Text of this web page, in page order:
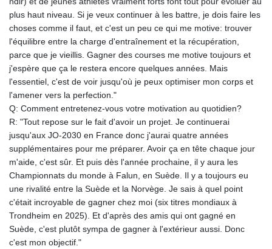
plus haut niveau. Si je veux continuer à les battre, je dois faire les
choses comme il faut, et c'est un peu ce qui me motive: trouver
l'équilibre entre la charge d'entraînement et la récupération,
parce que je vieillis. Gagner des courses me motive toujours et
j'espère que ça le restera encore quelques années. Mais
l'essentiel, c'est de voir jusqu'où je peux optimiser mon corps et
l'amener vers la perfection."
Q: Comment entretenez-vous votre motivation au quotidien?
R: "Tout repose sur le fait d'avoir un projet. Je continuerai
jusqu'aux JO-2030 en France donc j'aurai quatre années
supplémentaires pour me préparer. Avoir ça en tête chaque jour
m'aide, c'est sûr. Et puis dès l'année prochaine, il y aura les
Championnats du monde à Falun, en Suède. Il y a toujours eu
une rivalité entre la Suède et la Norvège. Je sais à quel point
c'était incroyable de gagner chez moi (six titres mondiaux à
Trondheim en 2025). Et d'après des amis qui ont gagné en
Suède, c'est plutôt sympa de gagner à l'extérieur aussi. Donc
c'est mon objectif."